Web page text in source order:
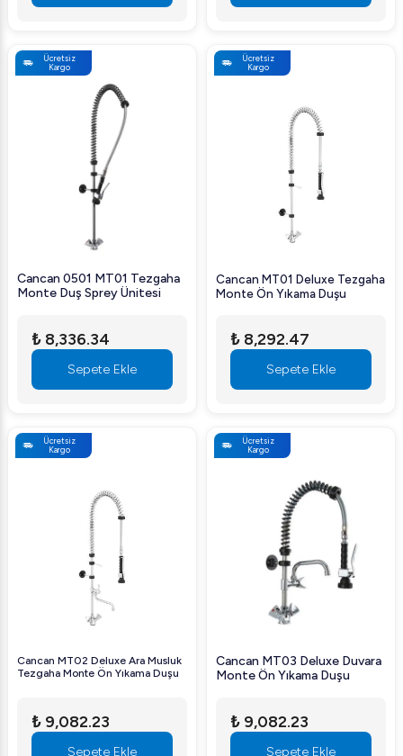
Ücretsiz
Kargo
Cancan 0501 MT01 Tezgaha
Monte Duş Sprey Ünitesi
₺ 8,336.34
Sepete Ekle
Ücretsiz
Kargo
Cancan MT01 Deluxe Tezgaha
Monte Ön Yıkama Duşu
₺ 8,292.47
Sepete Ekle
Ücretsiz
Kargo
Cancan MT02 Deluxe Ara Musluk
Tezgaha Monte Ön Yıkama Duşu
₺ 9,082.23
Sepete Ekle
Ücretsiz
Kargo
Cancan MT03 Deluxe Duvara
Monte Ön Yıkama Duşu
₺ 9,082.23
Sepete Ekle